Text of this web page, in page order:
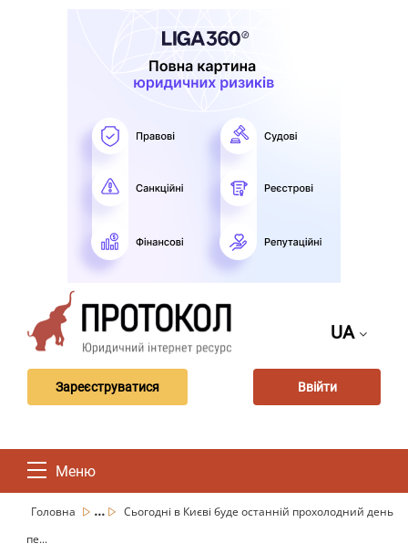
UA
Зареєструватися Ввійти
Меню
Головна ...
Сьогодні в Києві буде останній прохолодний день
пе...